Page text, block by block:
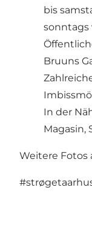
bis
sonntags
Bruuns
In der
Magasin,
Weitere Fotos